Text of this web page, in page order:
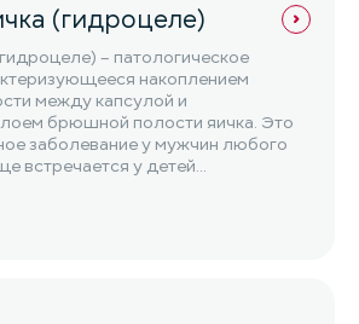
(гидроцеле)
– патологическое
накоплением
между капсулой и
брюшной полости яичка. Это
заболевание у мужчин любого
встречается у детей...